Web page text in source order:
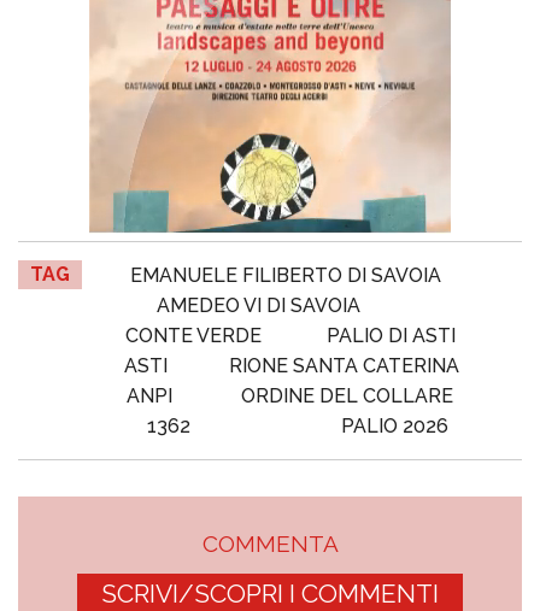
TAG
EMANUELE FILIBERTO DI SAVOIA
AMEDEO VI DI SAVOIA
CONTE VERDE
PALIO DI ASTI
ASTI
RIONE SANTA CATERINA
ANPI
ORDINE DEL COLLARE
1362
PALIO 2026
COMMENTA
SCRIVI/SCOPRI I COMMENTI